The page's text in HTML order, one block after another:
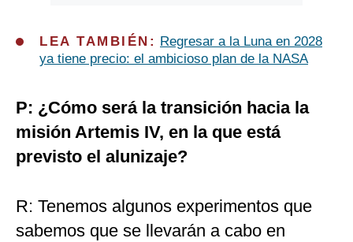
LEA TAMBIÉN:
Regresar a la Luna en 2028
ya tiene precio: el ambicioso plan de la NASA
P: ¿Cómo será la transición hacia la
misión Artemis IV, en la que está
previsto el alunizaje?
R: Tenemos algunos experimentos que
sabemos que se llevarán a cabo en